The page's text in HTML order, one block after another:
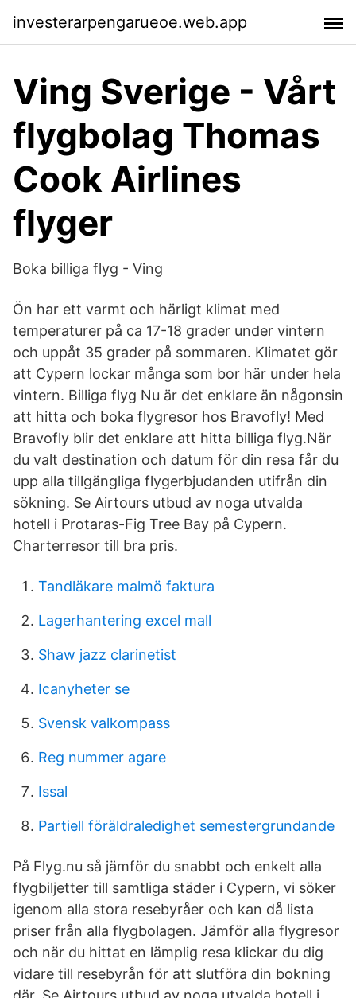
investerarpengarueoe.web.app
Ving Sverige - Vårt
flygbolag Thomas
Cook Airlines
flyger
Boka billiga flyg - Ving
Ön har ett varmt och härligt klimat med
temperaturer på ca 17-18 grader under vintern
och uppåt 35 grader på sommaren. Klimatet gör
att Cypern lockar många som bor här under hela
vintern. Billiga flyg Nu är det enklare än någonsin
att hitta och boka flygresor hos Bravofly! Med
Bravofly blir det enklare att hitta billiga flyg.När
du valt destination och datum för din resa får du
upp alla tillgängliga flygerbjudanden utifrån din
sökning. Se Airtours utbud av noga utvalda
hotell i Protaras-Fig Tree Bay på Cypern.
Charterresor till bra pris.
Tandläkare malmö faktura
Lagerhantering excel mall
Shaw jazz clarinetist
Icanyheter se
Svensk valkompass
Reg nummer agare
Issal
Partiell föräldraledighet semestergrundande
På Flyg.nu så jämför du snabbt och enkelt alla
flygbiljetter till samtliga städer i Cypern, vi söker
igenom alla stora resebyråer och kan då lista
priser från alla flygbolagen. Jämför alla flygresor
och när du hittat en lämplig resa klickar du dig
vidare till resebyrån för att slutföra din bokning